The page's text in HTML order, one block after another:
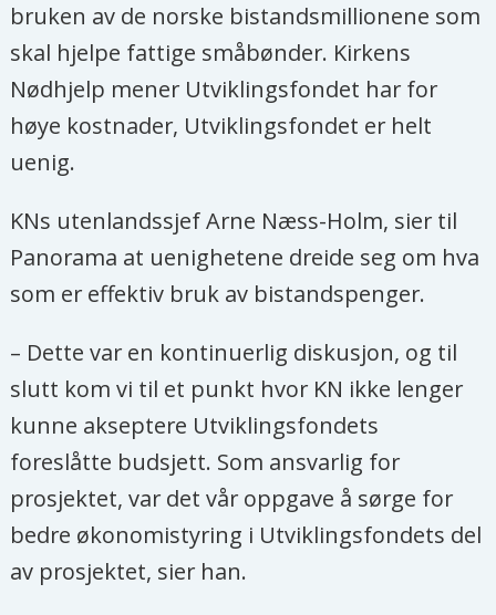
bruken av de norske bistandsmillionene som
skal hjelpe fattige småbønder. Kirkens
Nødhjelp mener Utviklingsfondet har for
høye kostnader, Utviklingsfondet er helt
uenig.
KNs utenlandssjef Arne Næss-Holm, sier til
Panorama at uenighetene dreide seg om hva
som er effektiv bruk av bistandspenger.
– Dette var en kontinuerlig diskusjon, og til
slutt kom vi til et punkt hvor KN ikke lenger
kunne akseptere Utviklingsfondets
foreslåtte budsjett. Som ansvarlig for
prosjektet, var det vår oppgave å sørge for
bedre økonomistyring i Utviklingsfondets del
av prosjektet, sier han.